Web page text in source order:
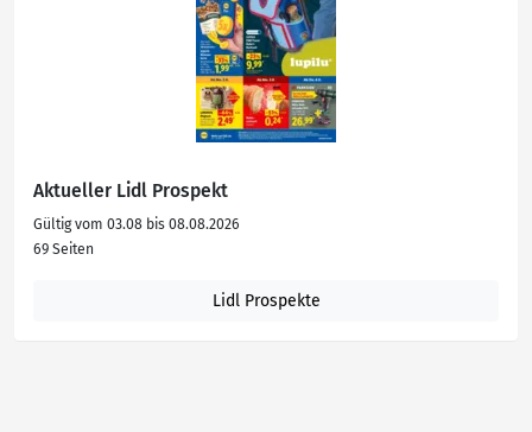
Aktueller Lidl Prospekt
Gültig vom 03.08 bis 08.08.2026
69 Seiten
Lidl Prospekte